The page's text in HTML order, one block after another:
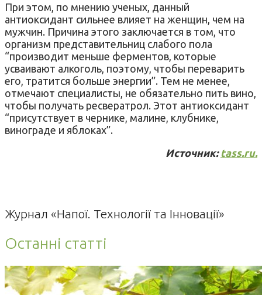
При этом, по мнению ученых, данный
антиоксидант сильнее влияет на женщин, чем на
мужчин. Причина этого заключается в том, что
организм представительниц слабого пола
“производит меньше ферментов, которые
усваивают алкоголь, поэтому, чтобы переварить
его, тратится больше энергии”. Тем не менее,
отмечают специалисты, не обязательно пить вино,
чтобы получать ресвератрол. Этот антиоксидант
“присутствует в чернике, малине, клубнике,
винограде и яблоках”.
Источник: tass.ru.
Журнал «Напої. Технології та Інновації»
Останні статті